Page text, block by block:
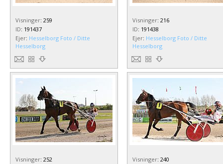
Visninger: 259
ID: 191437
Ejer: Hesselborg Foto / Ditte
Hesselborg
Visninger: 216
ID: 191438
Ejer: Hesselborg Foto / Ditte
Hesselborg
Visninger: 252
Visninger: 240